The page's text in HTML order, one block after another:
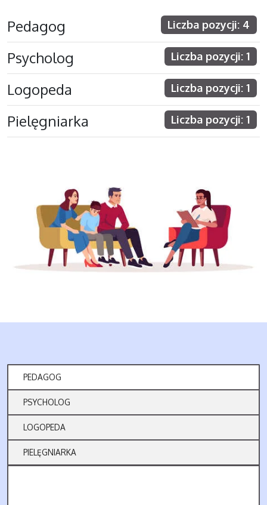
Pedagog Liczba pozycji: 4
Psycholog Liczba pozycji: 1
Logopeda Liczba pozycji: 1
Pielęgniarka Liczba pozycji: 1
PEDAGOG
PSYCHOLOG
LOGOPEDA
PIELĘGNIARKA